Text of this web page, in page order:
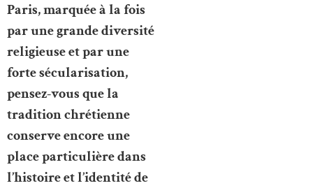
Paris, marquée à la fois
par une grande diversité
religieuse et par une
forte sécularisation,
pensez-vous que la
tradition chrétienne
conserve encore une
place particulière dans
l’histoire et l’identité de